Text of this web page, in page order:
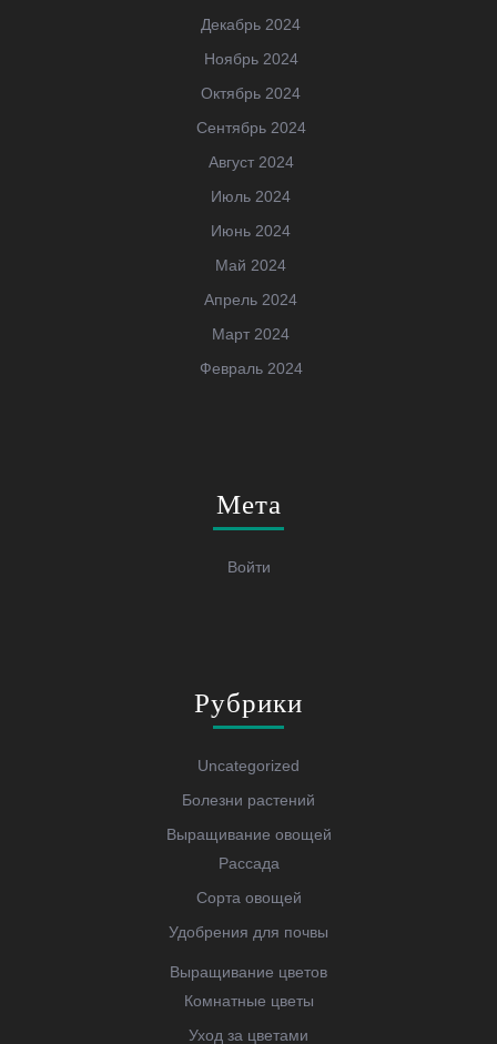
Декабрь 2024
Ноябрь 2024
Октябрь 2024
Сентябрь 2024
Август 2024
Июль 2024
Июнь 2024
Май 2024
Апрель 2024
Март 2024
Февраль 2024
Мета
Войти
Рубрики
Uncategorized
Болезни растений
Выращивание овощей
Рассада
Сорта овощей
Удобрения для почвы
Выращивание цветов
Комнатные цветы
Уход за цветами